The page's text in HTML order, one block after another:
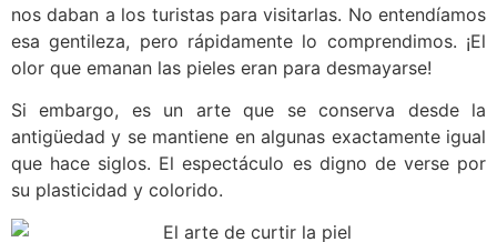
nos daban a los turistas para visitarlas. No entendíamos
esa gentileza, pero rápidamente lo comprendimos. ¡El
olor que emanan las pieles eran para desmayarse!
Si embargo, es un arte que se conserva desde la
antigüedad y se mantiene en algunas exactamente igual
que hace siglos. El espectáculo es digno de verse por
su plasticidad y colorido.